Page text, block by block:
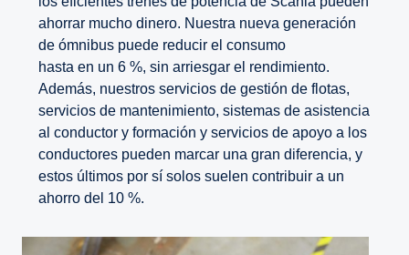
ahorrar mucho dinero. Nuestra nueva generación
de ómnibus puede reducir el consumo
hasta en un 6 %, sin arriesgar el rendimiento.
Además, nuestros servicios de gestión de flotas,
servicios de mantenimiento, sistemas de asistencia
al conductor y formación y servicios de apoyo a los
conductores pueden marcar una gran diferencia, y
estos últimos por sí solos suelen contribuir a un
ahorro del 10 %.